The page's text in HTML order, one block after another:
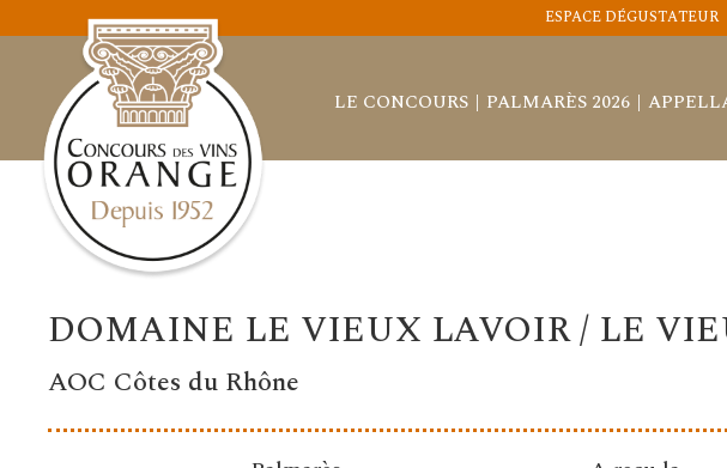
ESPACE DÉGUSTATEUR
LE CONCOURS PALMARÈS 2026
DOMAINE LE VIEUX LAVOIR / LE
AOC Côtes du Rhône